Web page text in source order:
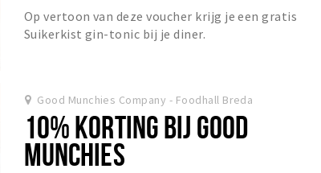
Op vertoon van deze voucher krijg je een gratis
Suikerkist gin-tonic bij je diner.
Good Munchies Company - Foodhall Breda
10% KORTING BIJ GOOD
MUNCHIES